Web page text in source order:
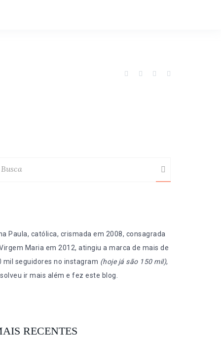
Paula, católica, crismada em 2008, consagrada
Maria em 2012, atingiu a marca de mais de
mil seguidores no instagram (hoje já são 150 mil),
ir mais além e fez este blog.
RECENTES